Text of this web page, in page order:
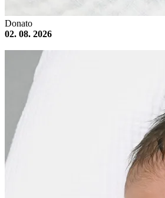
Donato
02. 08. 2026